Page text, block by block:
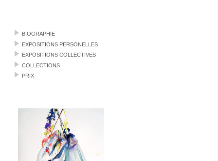
BIOGRAPHIE
EXPOSITIONS PERSONELLES
EXPOSITIONS COLLECTIVES
COLLECTIONS
PRIX